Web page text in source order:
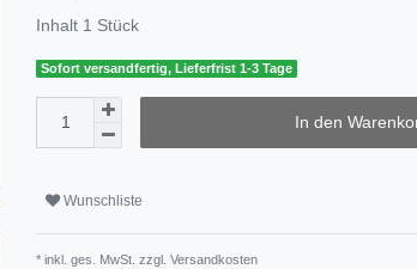
Inhalt 1 Stück
Sofort versandfertig, Lieferfrist 1-3 Tage
In den
Wunschliste
* inkl. ges. MwSt. zzgl. Versandkosten